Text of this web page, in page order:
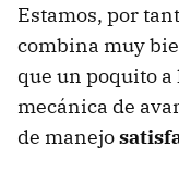
Estamos, por
combina muy
que un poquito
mecánica de
de manejo